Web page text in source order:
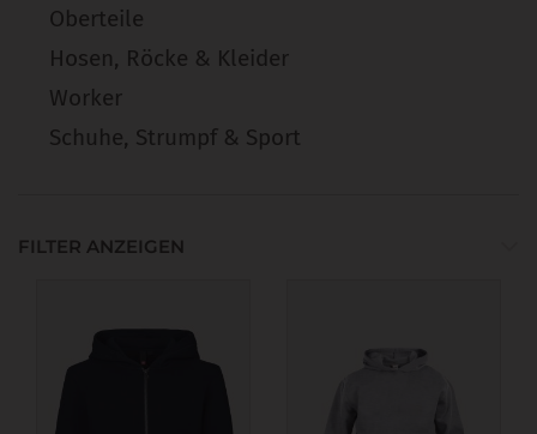
Oberteile
Hosen, Röcke & Kleider
Worker
Schuhe, Strumpf & Sport
FILTER ANZEIGEN